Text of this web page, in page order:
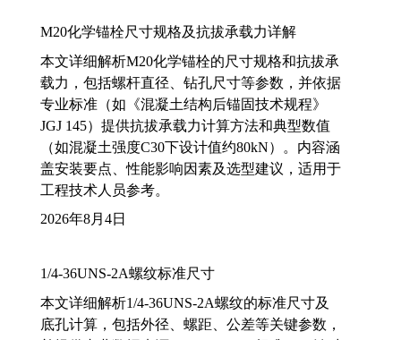
M20化学锚栓尺寸规格及抗拔承载力详解
本文详细解析M20化学锚栓的尺寸规格和抗拔承
载力，包括螺杆直径、钻孔尺寸等参数，并依据
专业标准（如《混凝土结构后锚固技术规程》
JGJ 145）提供抗拔承载力计算方法和典型数值
（如混凝土强度C30下设计值约80kN）。内容涵
盖安装要点、性能影响因素及选型建议，适用于
工程技术人员参考。
2026年8月4日
1/4-36UNS-2A螺纹标准尺寸
本文详细解析1/4-36UNS-2A螺纹的标准尺寸及
底孔计算，包括外径、螺距、公差等关键参数，